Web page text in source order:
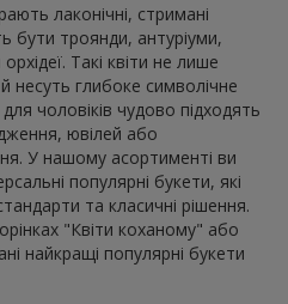
лаконічні, стримані
бути троянди, антуріуми,
Такі квіти не лише
несуть глибоке символічне
чоловіків чудово підходять
ювілей або
У нашому асортименті ви
популярні букети, які
та класичні рішення.
"Квіти коханому" або
найкращі популярні букети